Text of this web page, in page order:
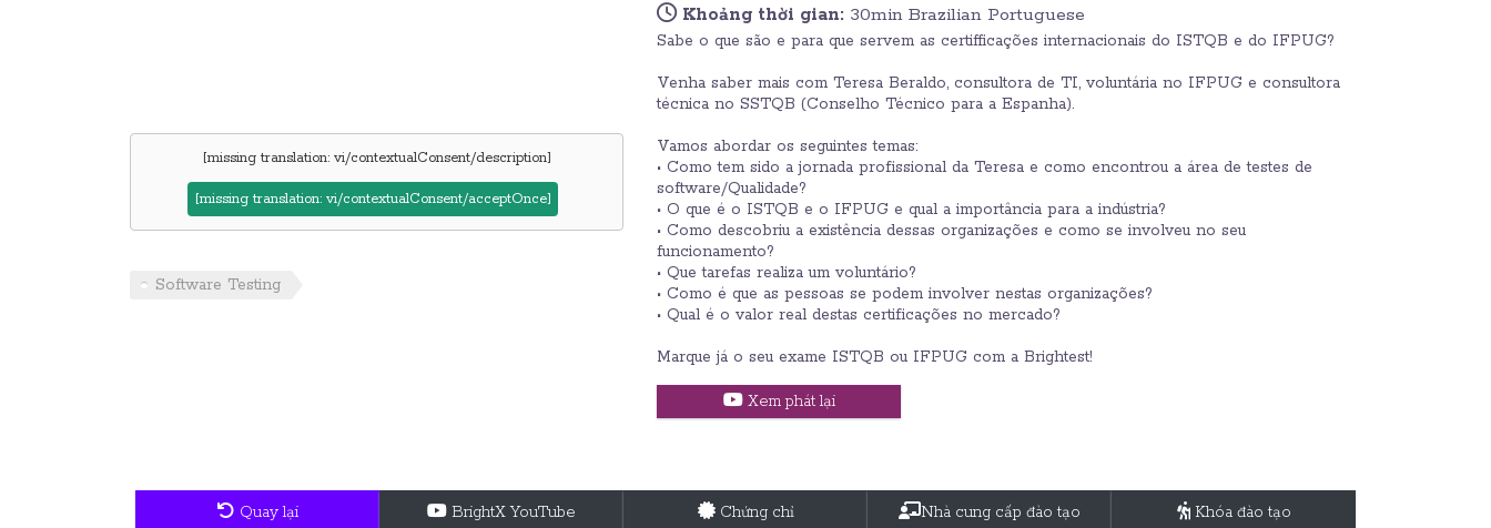
[missing translation: vi/contextualConsent/description]
[missing translation: vi/contextualConsent/acceptOnce]
Software Testing
Khoảng thời gian: 30min Brazilian Portuguese
Sabe o que são e para que servem as certifficações internacionais do ISTQB e do IFPUG?
Venha saber mais com Teresa Beraldo, consultora de TI, voluntária no IFPUG e consultora
técnica no SSTQB (Conselho Técnico para a Espanha).
Vamos abordar os seguintes temas:
• Como tem sido a jornada profissional da Teresa e como encontrou a área de testes de
software/Qualidade?
• O que é o ISTQB e o IFPUG e qual a importância para a indústria?
• Como descobriu a existência dessas organizações e como se involveu no seu
funcionamento?
• Que tarefas realiza um voluntário?
• Como é que as pessoas se podem involver nestas organizações?
• Qual é o valor real destas certificações no mercado?
Marque já o seu exame ISTQB ou IFPUG com a Brightest!
Xem phát lại
Quay lại BrightX YouTube Chứng chỉ Nhà cung cấp đào tạo Khóa đào tạo